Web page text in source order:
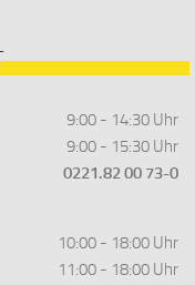
9:00 - 14:30 Uhr
9:00 - 15:30 Uhr
0221.82 00 73-0
10:00 - 18:00 Uhr
11:00 - 18:00 Uhr